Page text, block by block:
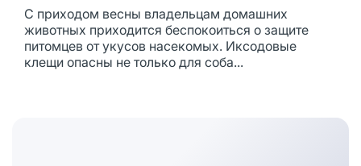
С приходом весны владельцам домашних
животных приходится беспокоиться о защите
питомцев от укусов насекомых. Иксодовые
клещи опасны не только для соба...